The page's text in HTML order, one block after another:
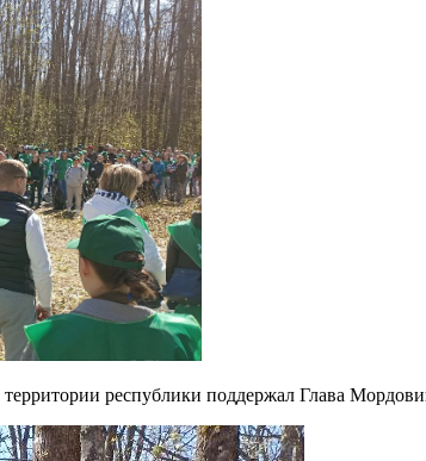
республики поддержал Глава